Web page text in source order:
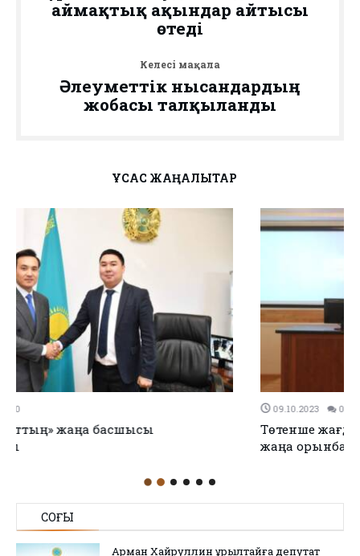
аймақтық ақындар айтысы
өтеді
Келесі мақала
Әлеуметтік нысандардың
жобасы талқыланды
ҰҚСАС ЖАҢАЛЫҚТАР
Төтенше жағдайлар департаменті бастығының
жаңа орынбасары тағайындалды
СОҢҒЫ
Арман Хайруллин Құрылтайға депутат